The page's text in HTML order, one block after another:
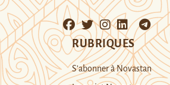
RUBRIQUES
S’abonner à Novastan